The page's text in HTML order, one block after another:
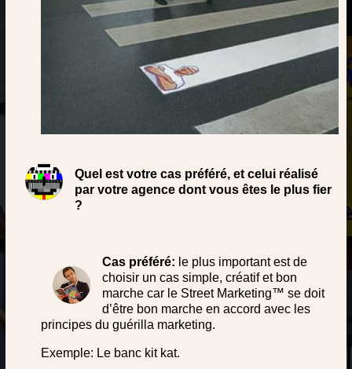
Quel est votre cas préféré, et celui réalisé
par votre agence dont vous êtes le plus fier
?
Cas préféré: le plus important est de
choisir un cas simple, créatif et bon
marche car le Street Marketing™ se doit
d’être bon marche en accord avec les
principes du guérilla marketing.
Exemple: Le banc kit kat.